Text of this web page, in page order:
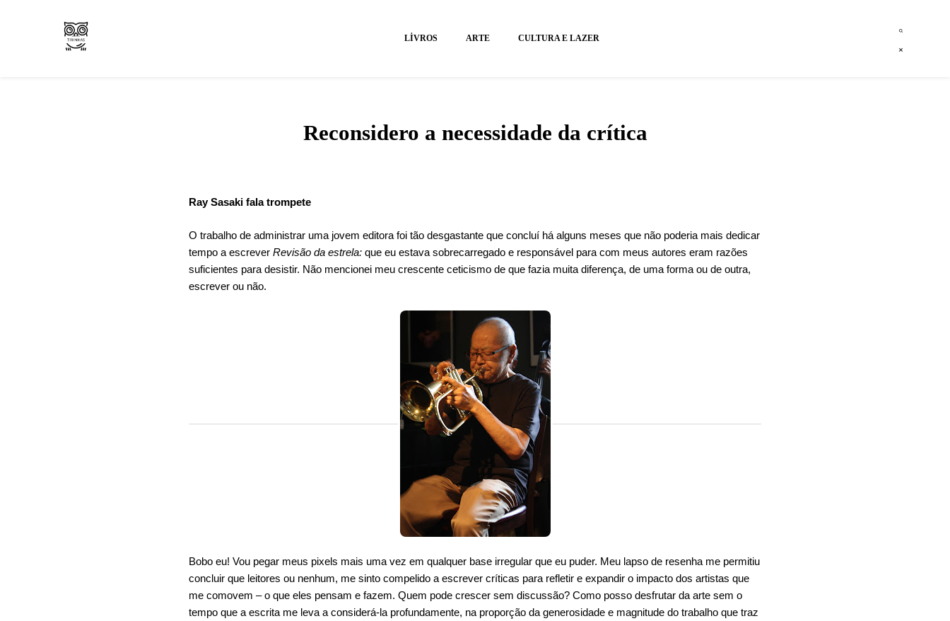
LIVROS ARTE CULTURA E LAZER
Reconsidero a necessidade da crítica
Ray Sasaki fala trompete
O trabalho de administrar uma jovem editora foi tão desgastante que concluí há alguns meses que não poderia mais dedicar
tempo a escrever Revisão da estrela: que eu estava sobrecarregado e responsável para com meus autores eram razões
suficientes para desistir. Não mencionei meu crescente ceticismo de que fazia muita diferença, de uma forma ou de outra,
escrever ou não.
Bobo eu! Vou pegar meus pixels mais uma vez em qualquer base irregular que eu puder. Meu lapso de resenha me permitiu
concluir que leitores ou nenhum, me sinto compelido a escrever críticas para refletir e expandir o impacto dos artistas que
me comovem – o que eles pensam e fazem. Quem pode crescer sem discussão? Como posso desfrutar da arte sem o
tempo que a escrita me leva a considerá-la profundamente, na proporção da generosidade e magnitude do trabalho que traz